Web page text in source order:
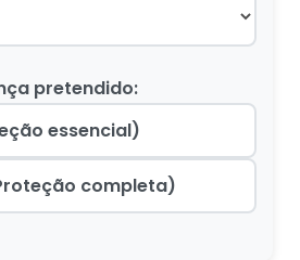
pretendido:
essencial)
completa)